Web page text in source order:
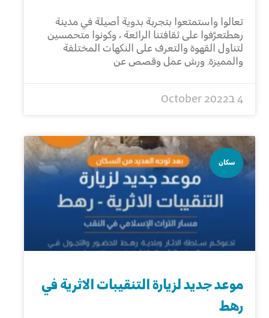
تعالوا واستمتعوا بتجربة بدوية أصيلة في مدينة
رهطتعرَّفوا على ثقافتنا الرائعة ، وكونوا متحمسين
لتناول القهوة والتعرف على النكهات المختلفة
والمميزة. ورش عمل وقصص عن
4 בOctober 2022
سكان
موعد جديد لزيارة التنقيبات الاثرية في
رهط